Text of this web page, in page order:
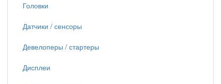
Головки
Датчики / сенсоры
Девелоперы / стартеры
Дисплеи